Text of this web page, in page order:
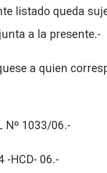
listado queda
a la presente.-
a quien
Nº 1033/06.-
-HCD- 06.-